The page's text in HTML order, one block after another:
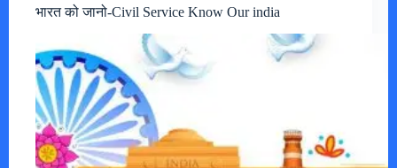
भारत को जानो-Civil Service Know Our india